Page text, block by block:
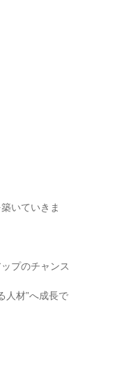
いていきま
プのチャンス
人材”へ成長で